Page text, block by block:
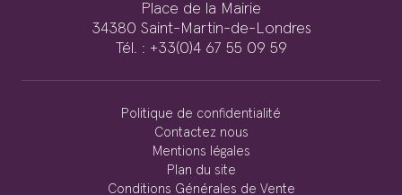
Place de la Mairie
34380 Saint-Martin-de-Londres
Tél. : +33(0)4 67 55 09 59
Politique de confidentialité
Contactez nous
Mentions légales
Plan du site
Conditions Générales de Vente